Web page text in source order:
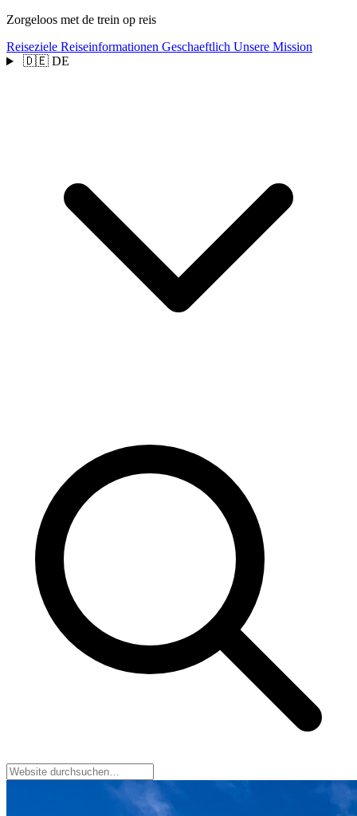
Zorgeloos met de trein op reis
Reiseziele Reiseinformationen Geschaeftlich Unsere Mission
🇩🇪 DE